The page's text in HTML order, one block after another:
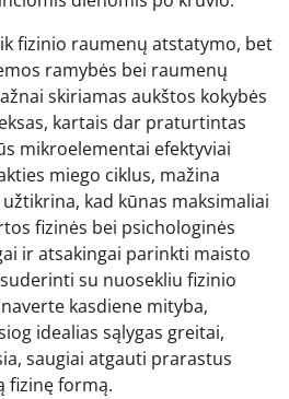
fizinio raumenų atstatymo, bet
ramybės bei raumenų
skiriamas aukštos kokybės
kartais dar praturtintas
mikroelementai efektyviai
miego ciklus, mažina
kad kūnas maksimaliai
fizinės bei psichologinės
ir atsakingai parinkti maisto
su nuosekliu fizinio
kasdiene mityba,
idealias sąlygas greitai,
saugiai atgauti prarastus
fizinę formą.